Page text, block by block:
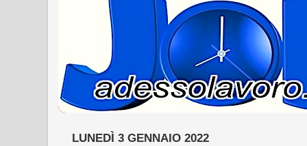
LUNEDÌ 3 GENNAIO 2022